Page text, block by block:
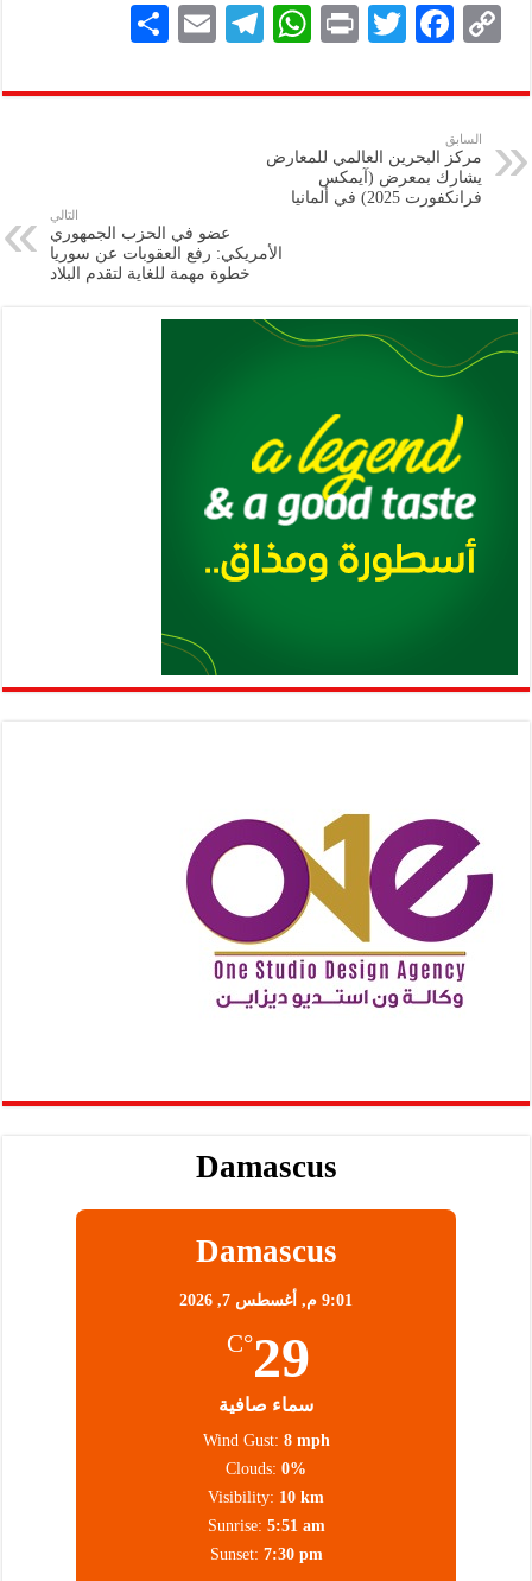
C
p
y
Li
n
F
eb
k
T
tt
P
nt
W
at
A
p
Te
gr
E
ai
ar
السابق
مركز البحرين العالمي للمعارض
يشارك بمعرض (آيمكس
فرانكفورت 2025) في ألمانيا
التالي
عضو في الحزب الجمهوري
الأمريكي: رفع العقوبات عن سوريا
خطوة مهمة للغاية لتقدم البلاد
Damascus
Damascus
9:01 م, أغسطس 7, 2026
29
°C
سماء صافية
Wind Gust: 8 mph
Clouds: 0%
Visibility: 10 km
Sunrise: 5:51 am
Sunset: 7:30 pm